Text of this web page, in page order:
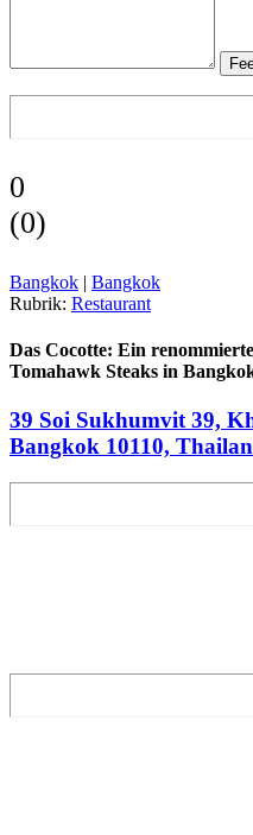
0
(0)
Bangkok | Bangkok
Rubrik: Restaurant
Das Cocotte: Ein
Tomahawk Steaks in
39 Soi Sukhumvit 39,
Bangkok 10110,